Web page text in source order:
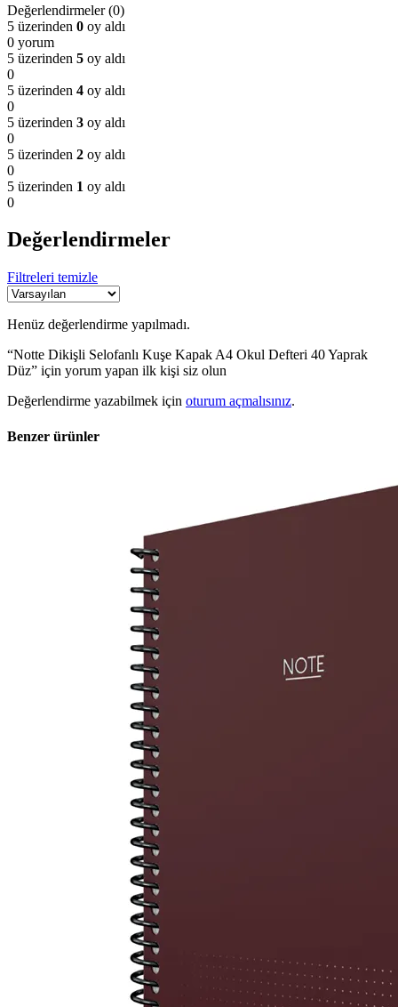
Değerlendirmeler (0)
5 üzerinden 0 oy aldı
0 yorum
5 üzerinden 5 oy aldı
0
5 üzerinden 4 oy aldı
0
5 üzerinden 3 oy aldı
0
5 üzerinden 2 oy aldı
0
5 üzerinden 1 oy aldı
0
Değerlendirmeler
Filtreleri temizle
Henüz değerlendirme yapılmadı.
“Notte Dikişli Selofanlı Kuşe Kapak A4 Okul Defteri 40 Yaprak
Düz” için yorum yapan ilk kişi siz olun
Değerlendirme yazabilmek için oturum açmalısınız.
Benzer ürünler